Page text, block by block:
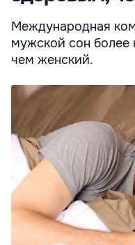
Международная
мужской сон более
чем женский.